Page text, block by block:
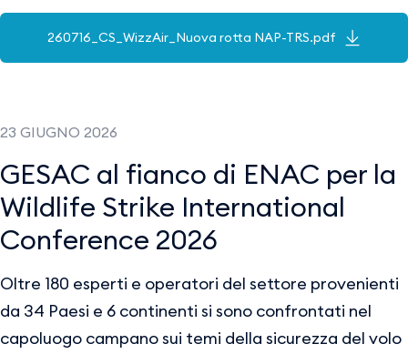
260716_CS_WizzAir_Nuova rotta NAP-TRS.pdf
23 GIUGNO 2026
GESAC al fianco di ENAC per la
Wildlife Strike International
Conference 2026
Oltre 180 esperti e operatori del settore provenienti
da 34 Paesi e 6 continenti si sono confrontati nel
capoluogo campano sui temi della sicurezza del volo